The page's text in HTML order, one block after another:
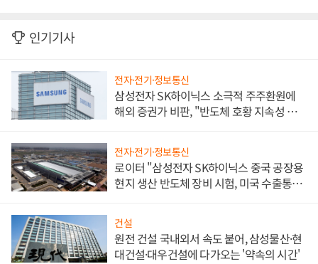
인기기사
전자·전기·정보통신
삼성전자 SK하이닉스 소극적 주주환원에
해외 증권가 비판, "반도체 호황 지속성 의
전자·전기·정보통신
로이터 "삼성전자 SK하이닉스 중국 공장용
현지 생산 반도체 장비 시험, 미국 수출통제
건설
원전 건설 국내외서 속도 붙어, 삼성물산·현
대건설·대우건설에 다가오는 '약속의 시간'